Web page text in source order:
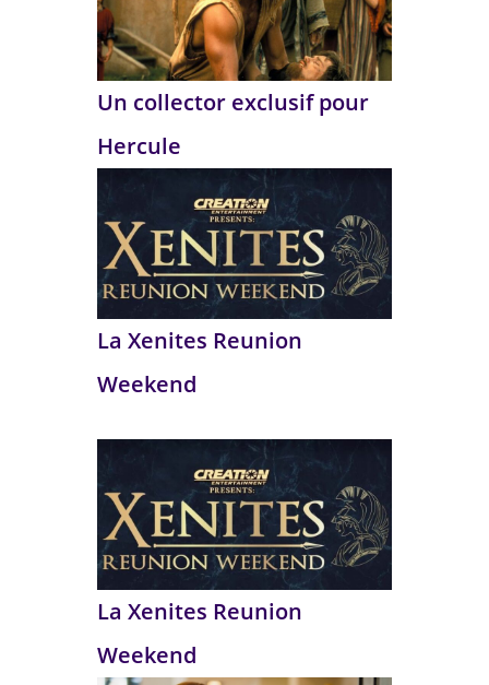
Un collector exclusif pour
Hercule
La Xenites Reunion
Weekend
La Xenites Reunion
Weekend